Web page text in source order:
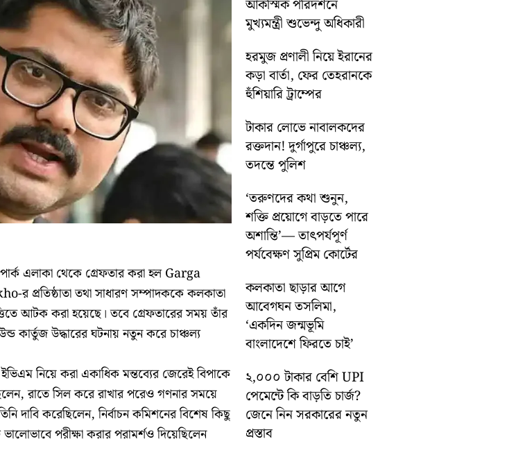
এলাকা থেকে গ্রেফতার করা হল Garga
প্রতিষ্ঠাতা তথা সাধারণ সম্পাদককে কলকাতা
আটক করা হয়েছে। তবে গ্রেফতারের সময় তাঁর
কার্তুজ উদ্ধারের ঘটনায় নতুন করে চাঞ্চল্য
ইভিএম নিয়ে করা একাধিক মন্তব্যের জেরেই বিপাকে
রাতে সিল করে রাখার পরেও গণনার সময়ে
দাবি করেছিলেন, নির্বাচন কমিশনের বিশেষ কিছু
পরীক্ষা করার পরামর্শও দিয়েছিলেন
আকস্মিক পরিদর্শনে
মুখ্যমন্ত্রী শুভেন্দু অধিকারী
হরমুজ প্রণালী নিয়ে ইরানের
কড়া বার্তা, ফের তেহরানকে
হুঁশিয়ারি ট্রাম্পের
টাকার লোভে নাবালকদের
রক্তদান! দুর্গাপুরে চাঞ্চল্য,
তদন্তে পুলিশ
‘তরুণদের কথা শুনুন,
শক্তি প্রয়োগে বাড়তে পারে
অশান্তি’— তাৎপর্যপূর্ণ
পর্যবেক্ষণ সুপ্রিম কোর্টের
কলকাতা ছাড়ার আগে
আবেগঘন তসলিমা,
‘একদিন জন্মভূমি
বাংলাদেশে ফিরতে চাই’
২,০০০ টাকার বেশি UPI
পেমেন্টে কি বাড়তি চার্জ?
জেনে নিন সরকারের নতুন
প্রস্তাব